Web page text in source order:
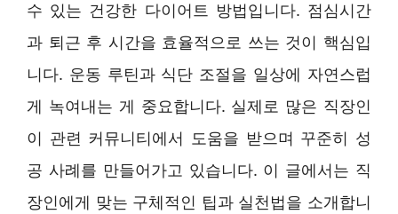
수 있는 건강한 다이어트 방법입니다. 점심시간
과 퇴근 후 시간을 효율적으로 쓰는 것이 핵심입
니다. 운동 루틴과 식단 조절을 일상에 자연스럽
게 녹여내는 게 중요합니다. 실제로 많은 직장인
이 관련 커뮤니티에서 도움을 받으며 꾸준히 성
공 사례를 만들어가고 있습니다. 이 글에서는 직
장인에게 맞는 구체적인 팁과 실천법을 소개합니